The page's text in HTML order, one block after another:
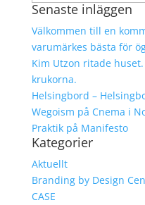
efter:
Senaste inläggen
Välkommen till en
varumärkes bästa för
Kim Utzon ritade
krukorna.
Helsingbord –
Wegoism på Cnema i
Praktik på Manifesto
Kategorier
Aktuellt
Branding by Design
CASE